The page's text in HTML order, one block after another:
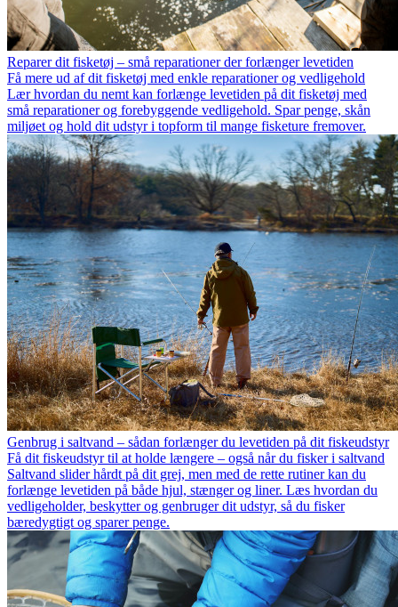
Reparer dit fisketøj – små reparationer der forlænger levetiden
Få mere ud af dit fisketøj med enkle reparationer og vedligehold
Lær hvordan du nemt kan forlænge levetiden på dit fisketøj med
små reparationer og forebyggende vedligehold. Spar penge, skån
miljøet og hold dit udstyr i topform til mange fisketure fremover.
Genbrug i saltvand – sådan forlænger du levetiden på dit fiskeudstyr
Få dit fiskeudstyr til at holde længere – også når du fisker i saltvand
Saltvand slider hårdt på dit grej, men med de rette rutiner kan du
forlænge levetiden på både hjul, stænger og liner. Læs hvordan du
vedligeholder, beskytter og genbruger dit udstyr, så du fisker
bæredygtigt og sparer penge.